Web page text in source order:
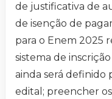
de justificativa de
de isenção de
para o Enem 2025
sistema de
ainda será
edital; preencher